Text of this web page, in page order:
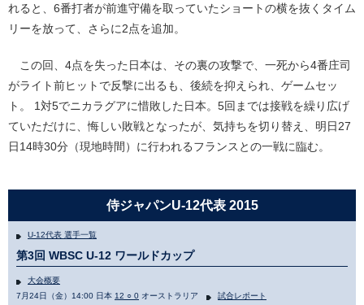
れると、6番打者が前進守備を取っていたショートの横を抜くタイム
リーを放って、さらに2点を追加。
この回、4点を失った日本は、その裏の攻撃で、一死から4番庄司
がライト前ヒットで反撃に出るも、後続を抑えられ、ゲームセッ
ト。 1対5でニカラグアに惜敗した日本。5回までは接戦を繰り広げ
ていただけに、悔しい敗戦となったが、気持ちを切り替え、明日27
日14時30分（現地時間）に行われるフランスとの一戦に臨む。
侍ジャパンU-12代表 2015
U-12代表 選手一覧
第3回 WBSC U-12 ワールドカップ
大会概要
7月24日（金）14:00 日本 12 ○ 0 オーストラリア
試合レポート